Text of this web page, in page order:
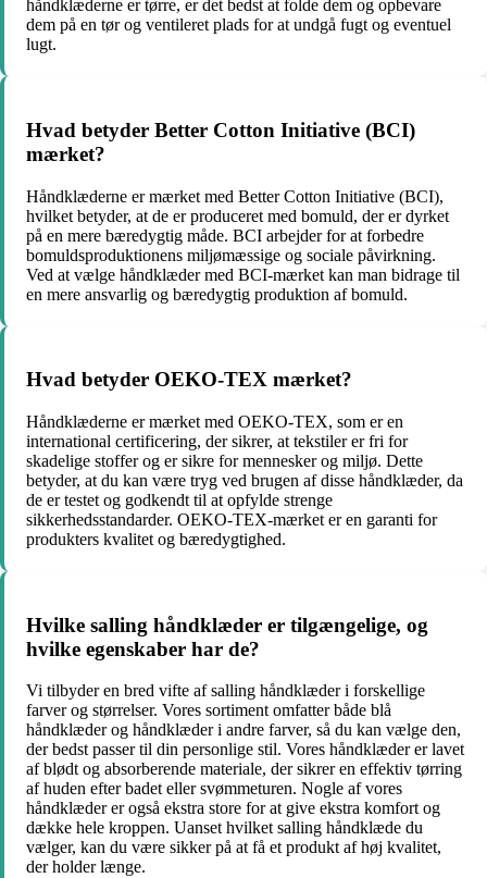
håndklæderne er tørre, er det bedst at folde dem og opbevare
dem på en tør og ventileret plads for at undgå fugt og eventuel
lugt.
Hvad betyder Better Cotton Initiative (BCI)
mærket?
Håndklæderne er mærket med Better Cotton Initiative (BCI),
hvilket betyder, at de er produceret med bomuld, der er dyrket
på en mere bæredygtig måde. BCI arbejder for at forbedre
bomuldsproduktionens miljømæssige og sociale påvirkning.
Ved at vælge håndklæder med BCI-mærket kan man bidrage til
en mere ansvarlig og bæredygtig produktion af bomuld.
Hvad betyder OEKO-TEX mærket?
Håndklæderne er mærket med OEKO-TEX, som er en
international certificering, der sikrer, at tekstiler er fri for
skadelige stoffer og er sikre for mennesker og miljø. Dette
betyder, at du kan være tryg ved brugen af disse håndklæder, da
de er testet og godkendt til at opfylde strenge
sikkerhedsstandarder. OEKO-TEX-mærket er en garanti for
produkters kvalitet og bæredygtighed.
Hvilke salling håndklæder er tilgængelige, og
hvilke egenskaber har de?
Vi tilbyder en bred vifte af salling håndklæder i forskellige
farver og størrelser. Vores sortiment omfatter både blå
håndklæder og håndklæder i andre farver, så du kan vælge den,
der bedst passer til din personlige stil. Vores håndklæder er lavet
af blødt og absorberende materiale, der sikrer en effektiv tørring
af huden efter badet eller svømmeturen. Nogle af vores
håndklæder er også ekstra store for at give ekstra komfort og
dække hele kroppen. Uanset hvilket salling håndklæde du
vælger, kan du være sikker på at få et produkt af høj kvalitet,
der holder længe.